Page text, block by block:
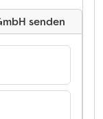
senden